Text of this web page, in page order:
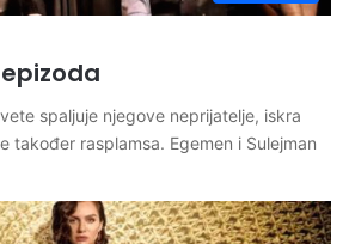
spaljuje njegove neprijatelje, iskra
također rasplamsa. Egemen i Sulejman